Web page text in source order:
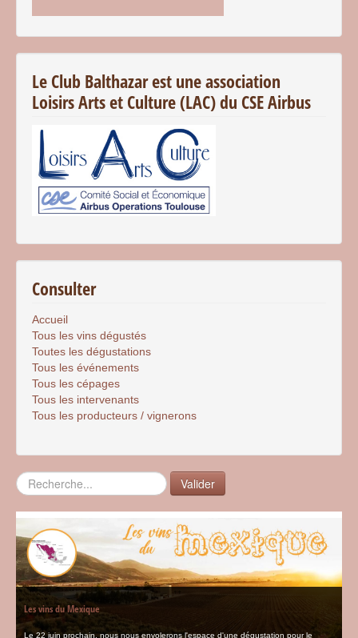
Le Club Balthazar est une association
Loisirs Arts et Culture (LAC) du CSE Airbus
Consulter
Accueil
Tous les vins dégustés
Toutes les dégustations
Tous les événements
Tous les cépages
Tous les intervenants
Tous les producteurs / vignerons
Rechercher Valider
Les vins du Mexique
Le 22 juin prochain, nous nous envolerons l'espace d'une dégustation pour le